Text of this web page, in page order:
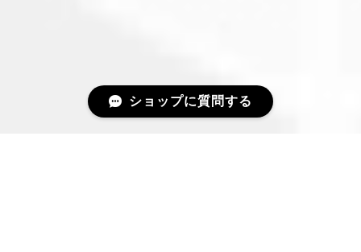
ショップに質問する